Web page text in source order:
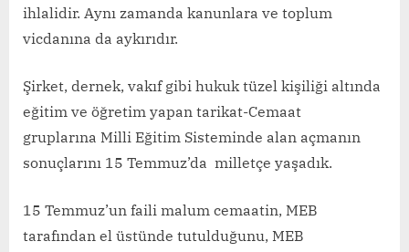
ihlalidir. Aynı zamanda kanunlara ve toplum
vicdanına da aykırıdır.
Şirket, dernek, vakıf gibi hukuk tüzel kişiliği altında
eğitim ve öğretim yapan tarikat-Cemaat
gruplarına Milli Eğitim Sisteminde alan açmanın
sonuçlarını 15 Temmuz’da milletçe yaşadık.
15 Temmuz’un faili malum cemaatin, MEB
tarafından el üstünde tutulduğunu, MEB